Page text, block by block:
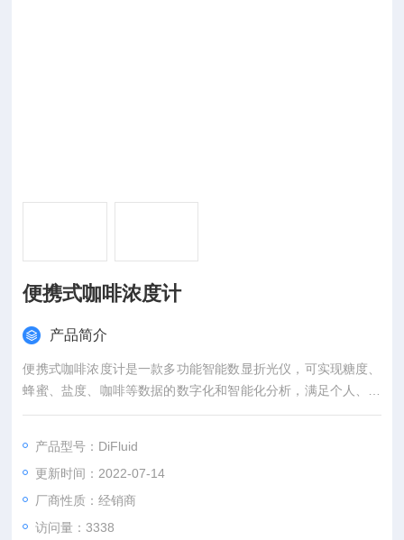
便携式咖啡浓度计
产品简介
便携式咖啡浓度计是一款多功能智能数显折光仪，可实现糖度、
蜂蜜、盐度、咖啡等数据的数字化和智能化分析，满足个人、企
业的多个场景的应用需求。
产品型号：DiFluid
更新时间：2022-07-14
厂商性质：经销商
访问量：3338